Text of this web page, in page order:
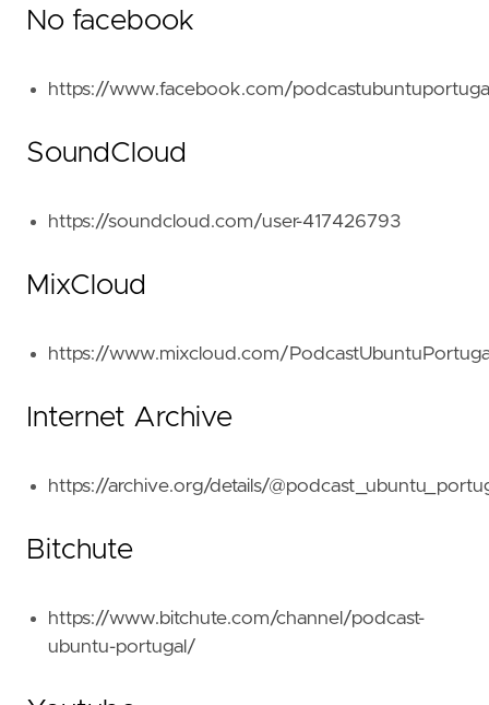
No facebook
https://www.facebook.com/
SoundCloud
https://soundcloud.com/user-417426793
MixCloud
https://www.mixcloud.com/
Internet Archive
https://archive.org/details/
Bitchute
https://www.bitchute.com/channel/podcast-
ubuntu-portugal/